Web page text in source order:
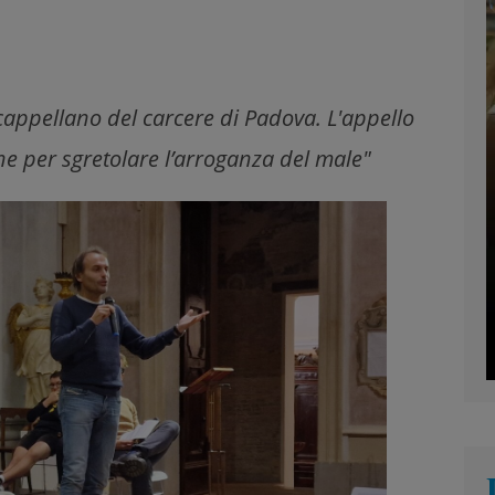
del carcere di Padova. L'appello
per sgretolare l’arroganza del male"